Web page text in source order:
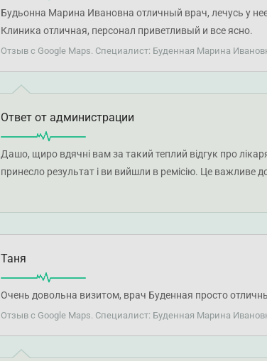
Будьонна Марина Ивановна отличный врач, лечусь у
Клиника отличная, персонал приветливый и все ясно.
Отзыв с Google Maps. Специалист: Буденная Марина
Ответ от администрации
Дашо, щиро вдячні вам за такий теплий відгук про
принесло результат і ви вийшли в ремісію. Це важливе
Таня
Очень довольна визитом, врач Буденная просто
Отзыв с Google Maps. Специалист: Буденная Марина